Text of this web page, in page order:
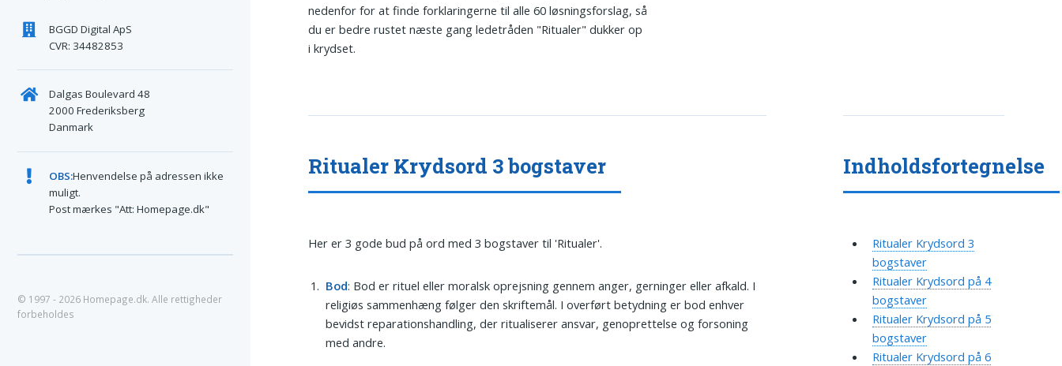
nedenfor for at finde forklaringerne til alle 60 løsningsforslag, så
du er bedre rustet næste gang ledetråden "Ritualer" dukker op
i krydset.
Ritualer Krydsord 3 bogstaver
Her er 3 gode bud på ord med 3 bogstaver til 'Ritualer'.
Bod: Bod er rituel eller moralsk oprejsning gennem anger, gerninger eller afkald. I
religiøs sammenhæng følger den skriftemål. I overført betydning er bod enhver
bevidst reparationshandling, der ritualiserer ansvar, genoprettelse og forsoning
med andre.
Indholdsfortegnelse
Ritualer Krydsord 3
bogstaver
Ritualer Krydsord på 4
bogstaver
Ritualer Krydsord på 5
bogstaver
Ritualer Krydsord på 6
BGGD Digital ApS
CVR: 34482853
Dalgas Boulevard 48
2000 Frederiksberg
Danmark
OBS:Henvendelse på adressen ikke
muligt.
Post mærkes "Att: Homepage.dk"
© 1997 - 2026 Homepage.dk. Alle rettigheder
forbeholdes